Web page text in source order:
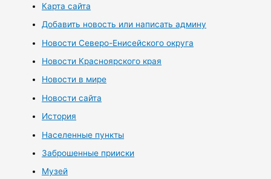
Карта сайта
Добавить новость или написать админу
Новости Северо-Енисейского округа
Новости Красноярского края
Новости в мире
Новости сайта
История
Населенные пункты
Заброшенные прииски
Музей